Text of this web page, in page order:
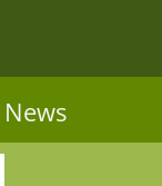
News